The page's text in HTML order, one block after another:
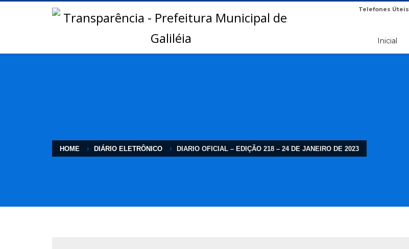
Telefones Úteis
Inicial
HOME DIÁRIO ELETRÔNICO DIARIO OFICIAL – EDIÇÃO 218 – 24 DE JANEIRO DE 2023